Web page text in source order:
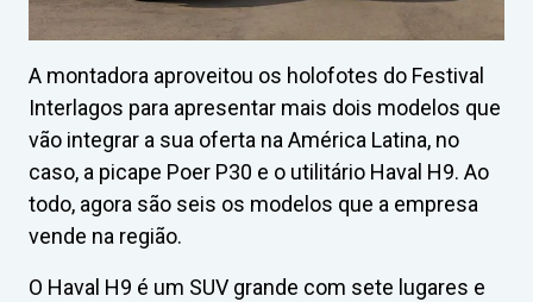
A montadora aproveitou os holofotes do Festival
Interlagos para apresentar mais dois modelos que
vão integrar a sua oferta na América Latina, no
caso, a picape Poer P30 e o utilitário Haval H9. Ao
todo, agora são seis os modelos que a empresa
vende na região.
O Haval H9 é um SUV grande com sete lugares e